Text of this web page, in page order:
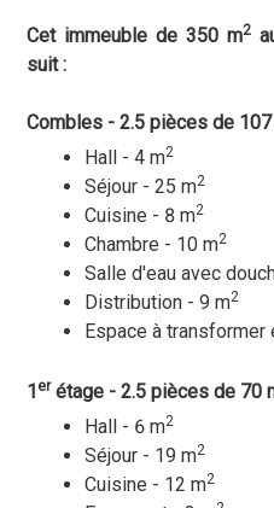
Cet immeuble de 350 m2
suit :
Combles - 2.5 pièces de
Hall - 4 m2
Séjour - 25 m2
Cuisine - 8 m2
Chambre - 10 m2
Salle d'eau avec
Distribution - 9 m2
Espace à transformer
1 erétage - 2.5 pièces de 70
Hall - 6 m2
Séjour - 19 m2
Cuisine - 12 m2